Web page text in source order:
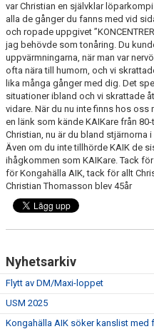
var Christian en självklar
alla de gånger du fanns med vid
och ropade uppgivet
jag behövde som tonåring. Du
uppvärmningarna, när man var
ofta nära till humorn, och vi
lika många gånger med dig. Det
situationer ibland och vi skrattade
vidare. När du nu inte finns hos oss
en länk som kände KAIKare från
Christian, nu är du bland stjärnorna
Även om du inte tillhörde KAIK de
ihågkommen som KAIKare. Tack
för Kongahälla AIK, tack för allt
Christian Thomasson blev 45år
Nyhetsarkiv
Flytt av DM/Maxi-loppet
USM 2025
Kongahälla AIK söker kanslist med